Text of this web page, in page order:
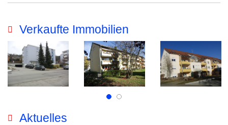
Verkaufte Immobilien
Aktuelles